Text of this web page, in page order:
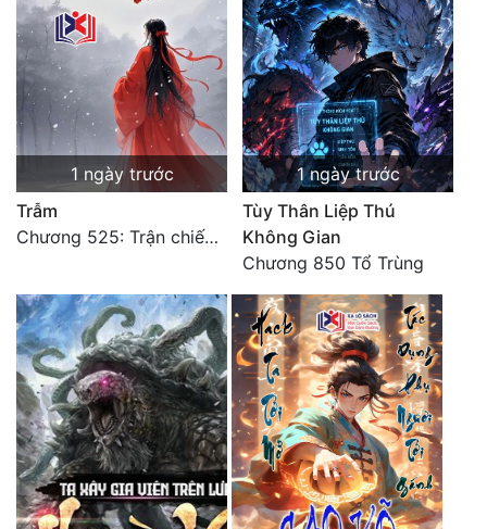
1 ngày trước
Trẫm
Chương 525: Trận chiến tấn công phòng thủ Macao (2)
1 ngày trước
Tùy Thân Liệp Thú
Không Gian
Chương 850 Tổ Trùng